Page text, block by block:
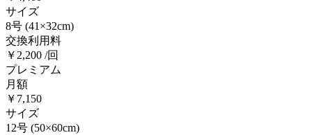
サイズ
8号 (41×32cm)
交換利用料
￥2,200 /回
プレミアム
月額
￥7,150
サイズ
12号 (50×60cm)